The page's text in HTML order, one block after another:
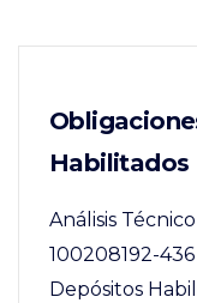
Habilitados
Análisis
100208192-
Depósitos